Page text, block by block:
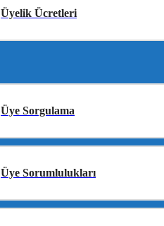
Üyelik Ücretleri
Üye Sorgulama
Üye Sorumlulukları